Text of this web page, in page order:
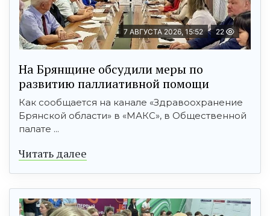
7 АВГУСТА 2026, 15:52 22
На Брянщине обсудили меры по
развитию паллиативной помощи
Как сообщается на канале «Здравоохранение
Брянской области» в «МАКС», в Общественной
палате ...
Читать далее